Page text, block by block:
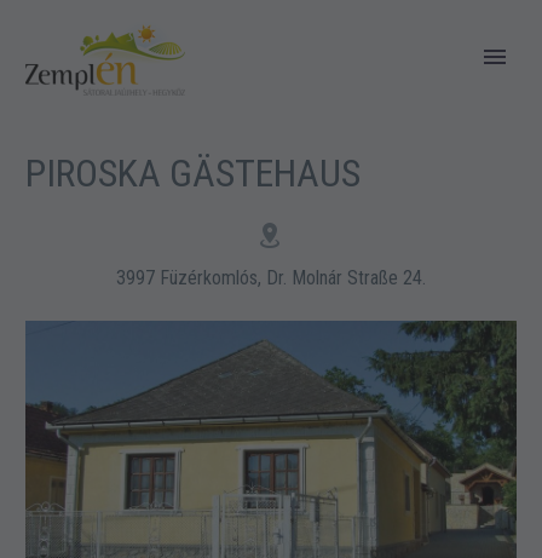
PIROSKA GÄSTEHAUS


3997 Füzérkomlós, Dr. Molnár Straße 24.